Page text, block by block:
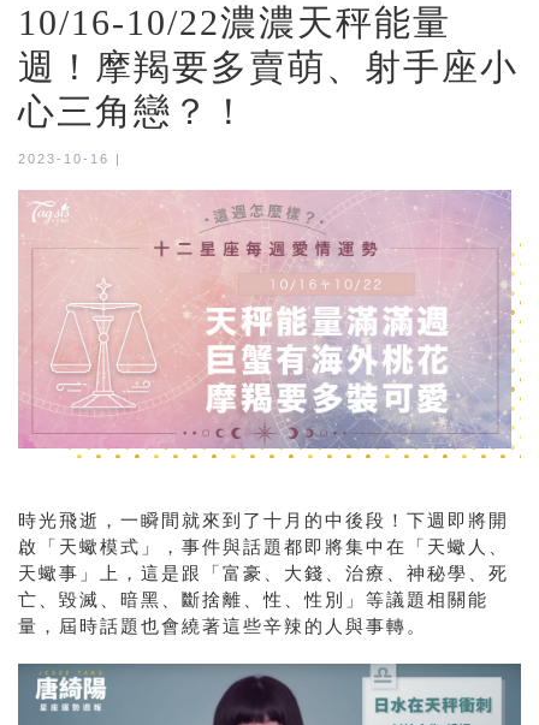
10/16-10/22濃濃天秤能量
週！摩羯要多賣萌、射手座小
心三角戀？！
2023-10-16 |
時光飛逝，一瞬間就來到了十月的中後段！下週即將開
啟「天蠍模式」，事件與話題都即將集中在「天蠍人、
天蠍事」上，這是跟「富豪、大錢、治療、神秘學、死
亡、毀滅、暗黑、斷捨離、性、性別」等議題相關能
量，屆時話題也會繞著這些辛辣的人與事轉。